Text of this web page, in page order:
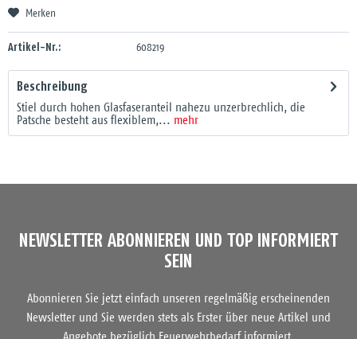
Merken
Artikel-Nr.: 608219
Beschreibung
Stiel durch hohen Glasfaseranteil nahezu unzerbrechlich, die
Patsche besteht aus flexiblem,... mehr
NEWSLETTER ABONNIEREN UND TOP INFORMIERT
SEIN
Abonnieren Sie jetzt einfach unseren regelmäßig erscheinenden
Newsletter und Sie werden stets als Erster über neue Artikel und